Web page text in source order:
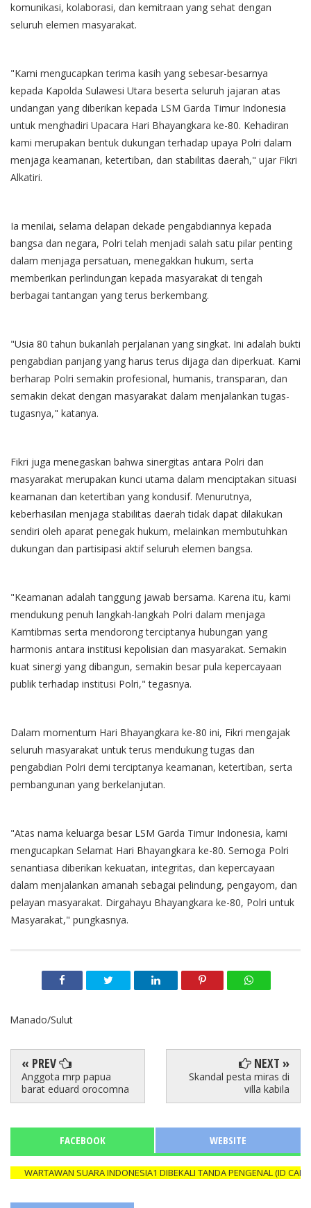
komunikasi, kolaborasi, dan kemitraan yang sehat dengan
seluruh elemen masyarakat.
"Kami mengucapkan terima kasih yang sebesar-besarnya
kepada Kapolda Sulawesi Utara beserta seluruh jajaran atas
undangan yang diberikan kepada LSM Garda Timur Indonesia
untuk menghadiri Upacara Hari Bhayangkara ke-80. Kehadiran
kami merupakan bentuk dukungan terhadap upaya Polri dalam
menjaga keamanan, ketertiban, dan stabilitas daerah," ujar Fikri
Alkatiri.
Ia menilai, selama delapan dekade pengabdiannya kepada
bangsa dan negara, Polri telah menjadi salah satu pilar penting
dalam menjaga persatuan, menegakkan hukum, serta
memberikan perlindungan kepada masyarakat di tengah
berbagai tantangan yang terus berkembang.
"Usia 80 tahun bukanlah perjalanan yang singkat. Ini adalah bukti
pengabdian panjang yang harus terus dijaga dan diperkuat. Kami
berharap Polri semakin profesional, humanis, transparan, dan
semakin dekat dengan masyarakat dalam menjalankan tugas-
tugasnya," katanya.
Fikri juga menegaskan bahwa sinergitas antara Polri dan
masyarakat merupakan kunci utama dalam menciptakan situasi
keamanan dan ketertiban yang kondusif. Menurutnya,
keberhasilan menjaga stabilitas daerah tidak dapat dilakukan
sendiri oleh aparat penegak hukum, melainkan membutuhkan
dukungan dan partisipasi aktif seluruh elemen bangsa.
"Keamanan adalah tanggung jawab bersama. Karena itu, kami
mendukung penuh langkah-langkah Polri dalam menjaga
Kamtibmas serta mendorong terciptanya hubungan yang
harmonis antara institusi kepolisian dan masyarakat. Semakin
kuat sinergi yang dibangun, semakin besar pula kepercayaan
publik terhadap institusi Polri," tegasnya.
Dalam momentum Hari Bhayangkara ke-80 ini, Fikri mengajak
seluruh masyarakat untuk terus mendukung tugas dan
pengabdian Polri demi terciptanya keamanan, ketertiban, serta
pembangunan yang berkelanjutan.
"Atas nama keluarga besar LSM Garda Timur Indonesia, kami
mengucapkan Selamat Hari Bhayangkara ke-80. Semoga Polri
senantiasa diberikan kekuatan, integritas, dan kepercayaan
dalam menjalankan amanah sebagai pelindung, pengayom, dan
pelayan masyarakat. Dirgahayu Bhayangkara ke-80, Polri untuk
Masyarakat," pungkasnya.
Manado/Sulut
« PREV
Anggota mrp papua
barat eduard orocomna
NEXT »
Skandal pesta miras di
villa kabila
FACEBOOK WEBSITE
WARTAWAN SUARA INDONESIA1 DIBEKALI TANDA PENGENAL (ID CARD)